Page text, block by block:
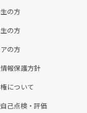
の方
の方
の方
報保護方針
について
己点検・評価